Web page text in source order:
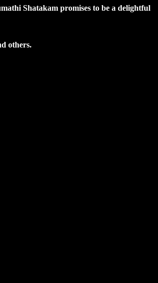
Shatakam promises to be a delightful
others.